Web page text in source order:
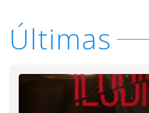
Últimas